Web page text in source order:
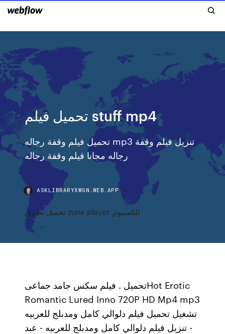
تحميل فيلم stuff mp4
تحميل فيلم وقفة رجاله mp3 تنزيل فيلم وقفة
رجاله مجانا فيلم وقفة رجاله
ASKLIBRARYXWGN.WEB.APP
تحميل تطبيق zune player للكمبيوتر
تحميل . فيلم سكس جامد جماعىHot Erotic
Romantic Lured Inno 720P HD Mp4 mp3
تشغيل تحميل فيلم دلوالي كامل ومدبلج للعربيه
- تنزيل فيلم دلوالي كامل ومدبلج للعربيه - عبد